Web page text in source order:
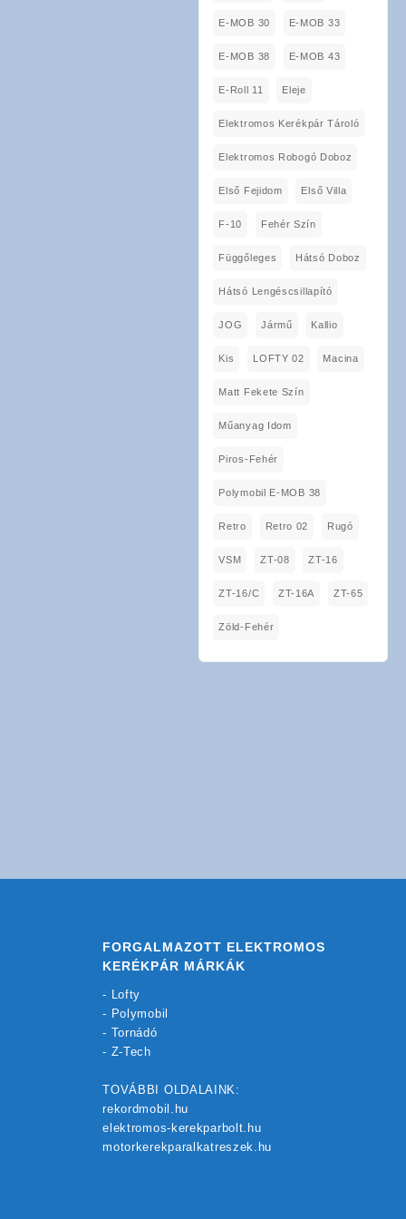
E-MOB 30 E-MOB 33
E-MOB 38 E-MOB 43
E-Roll 11 Eleje
Elektromos Kerékpár Tároló
Elektromos Robogó Doboz
Első Fejidom Első Villa
F-10 Fehér Szín
Függőleges Hátsó Doboz
Hátsó Lengéscsillapító
JOG Jármű Kallio
Kis LOFTY 02 Macina
Matt Fekete Szín
Műanyag Idom
Piros-Fehér
Polymobil E-MOB 38
Retro Retro 02 Rugó
VSM ZT-08 ZT-16
ZT-16/C ZT-16A ZT-65
Zöld-Fehér
FORGALMAZOTT ELEKTROMOS
KERÉKPÁR MÁRKÁK
- Lofty
- Polymobil
- Tornádó
- Z-Tech
TOVÁBBI OLDALAINK:
rekordmobil.hu
elektromos-kerekparbolt.hu
motorkerekparalkatreszek.hu